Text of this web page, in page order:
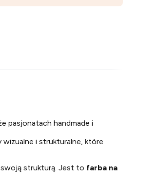
pasjonatach handmade i
i strukturalne, które
strukturą. Jest to farba na